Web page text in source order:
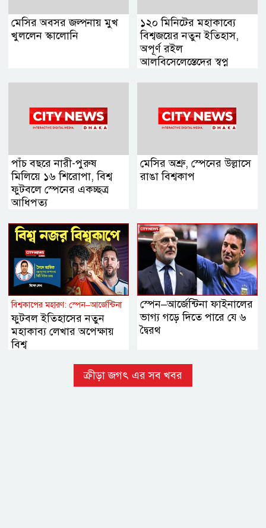
মেসির অবসর জল্পনায় মুখ
খুললেন স্কালোনি
১২০ মিনিটের মহাকাব্যে
বিশ্বজয়ের নতুন ইতিহাস,
অপূর্ণ রইল
আলবিসেলেস্তেদের স্বপ্ন
পাঁচ বছরে নারী-পুরুষ
মিলিয়ে ১৬ শিরোপা, বিশ্ব
ফুটবলে স্পেনের একচ্ছত্র
আধিপত্য
মেসির অশ্রু, স্পেনের উল্লাসে
রাঙা বিশ্বকাপ
বিশ্বকাপের মহারণ: স্পেন–আর্জেন্টিনা
ফুটবল ইতিহাসের নতুন
মহাকাব্য লেখার অপেক্ষায়
বিশ্ব
স্পেন–আর্জেন্টিনা ফাইনালের
ভাগ্য গড়ে দিতে পারে যে ৬
দ্বৈরথ
ক্রীড়া জগৎ এর সব খবর